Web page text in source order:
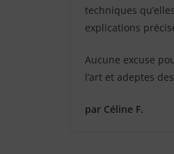
techniques
explications
Aucune excuse
l’art et adeptes
par Céline F.